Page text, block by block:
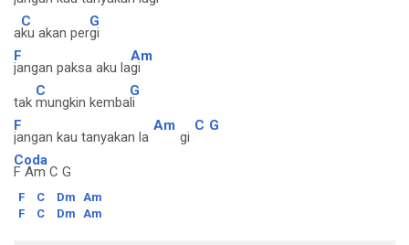
a
C
ku akan per
G
gi
F
jangan paksa aku la
Am
gi
tak
C
mungkin kemba
G
li
F
jangan kau tanyakan la
Am
gi
C G
Coda
F Am C G
F C Dm Am
F
C Dm Am